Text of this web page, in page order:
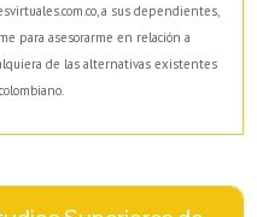
a sus dependientes,
para asesorarme en relación a
de las alternativas existentes